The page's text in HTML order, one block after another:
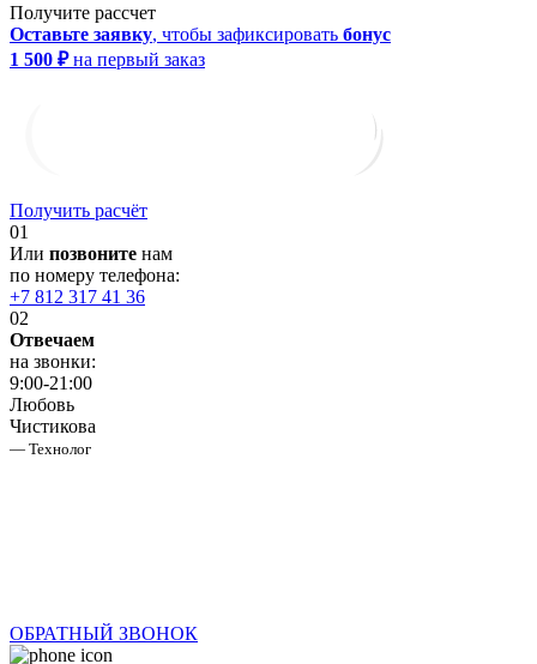
Получите рассчет
Оставьте заявку, чтобы зафиксировать бонус
1 500 ₽на первый заказ
Получить расчёт
01
Или позвоните нам
по номеру телефона:
+7 812 317 41 36
02
Отвечаем
на звонки:
9:00-21:00
Любовь
Чистикова
— Технолог
ОБРАТНЫЙ ЗВОНОК